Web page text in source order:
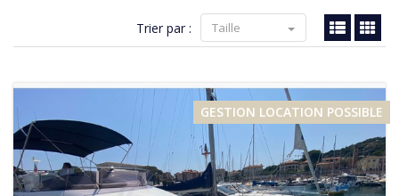
Trier par : Taille
GESTION LOCATION POSSIBLE